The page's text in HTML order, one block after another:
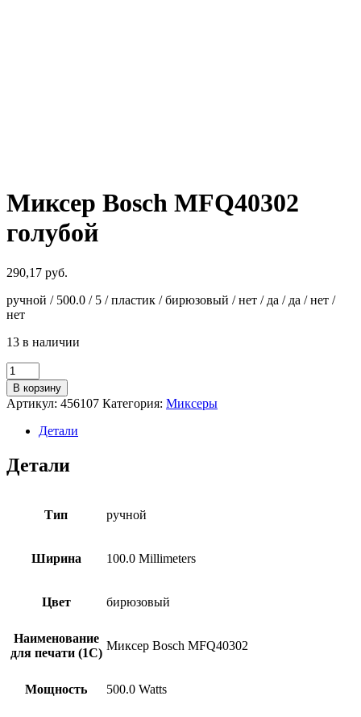
Миксер Bosch MFQ40302
голубой
290,17 руб.
ручной / 500.0 / 5 / пластик / бирюзовый / нет / да / да / нет /
нет
13 в наличии
Количество
товара
Миксер
Bosch
MFQ40302
голубой
В корзину
Артикул: 456107 Категория: Миксеры
Детали
Детали
Тип ручной
Ширина 100.0 Millimeters
Цвет бирюзовый
Наименование
для печати (1С)
Миксер Bosch MFQ40302
Мощность 500.0 Watts